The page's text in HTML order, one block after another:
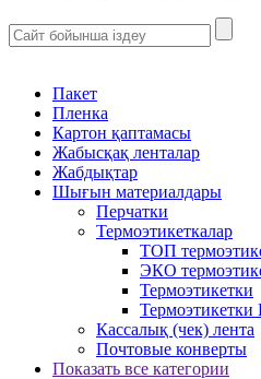
Пакет
Пленка
Картон қаптамасы
Жабысқақ ленталар
Жабдықтар
Шығын материалдары
Перчатки
Термоэтикеткалар
ТОП
ЭКО
Термоэтикетки
Кассалық (чек) лента
Почтовые конверты
Показать все категории